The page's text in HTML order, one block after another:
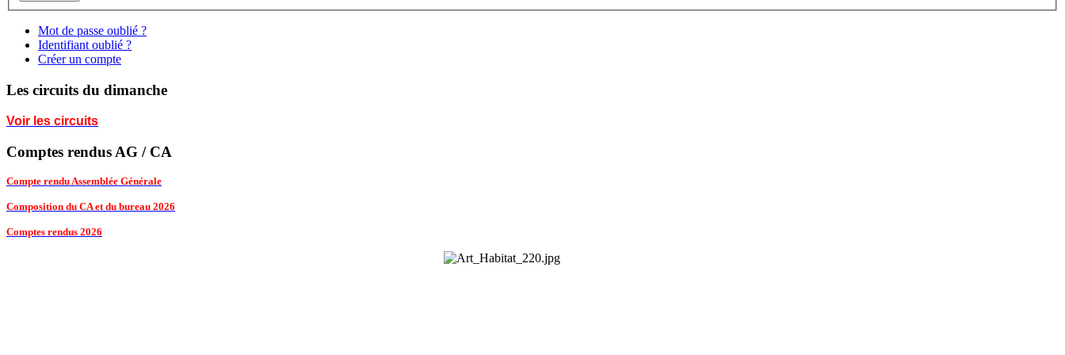
Mot de passe oublié ?
Identifiant oublié ?
Créer un compte
Les circuits du dimanche
Voir les circuits
Comptes rendus AG / CA
Compte rendu Assemblée Générale
Composition du CA et du bureau 2026
Comptes rendus 2026